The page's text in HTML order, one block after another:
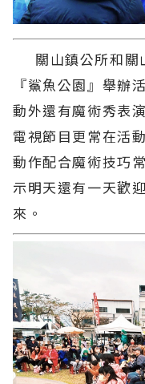
關山鎮公所和關
『鯊魚公園』舉辦
動外還有魔術秀表
電視節目更常在活
動作配合魔術技巧
示明天還有一天歡
來。